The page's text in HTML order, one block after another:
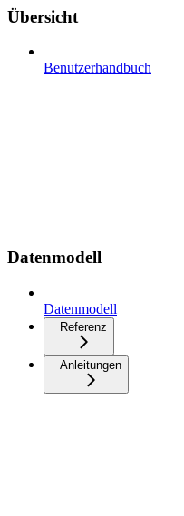
Übersicht
Benutzerhandbuch
Datenmodell
Datenmodell
Referenz
Anleitungen